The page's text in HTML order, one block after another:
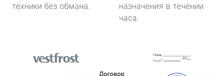
техники без обмана.
назначения в течении
часа.